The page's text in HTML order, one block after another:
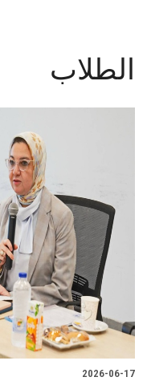
الطلاب
2026-06-17